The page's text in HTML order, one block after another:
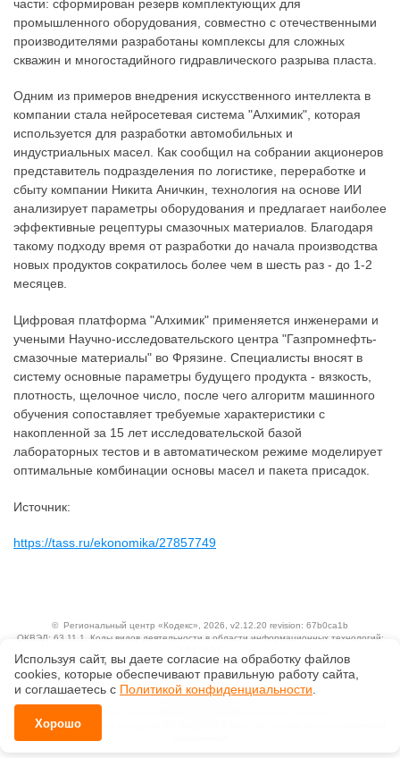
части: сформирован резерв комплектующих для
промышленного оборудования, совместно с отечественными
производителями разработаны комплексы для сложных
скважин и многостадийного гидравлического разрыва пласта.
Одним из примеров внедрения искусственного интеллекта в
компании стала нейросетевая система "Алхимик", которая
используется для разработки автомобильных и
индустриальных масел. Как сообщил на собрании акционеров
представитель подразделения по логистике, переработке и
сбыту компании Никита Аничкин, технология на основе ИИ
анализирует параметры оборудования и предлагает наиболее
эффективные рецептуры смазочных материалов. Благодаря
такому подходу время от разработки до начала производства
новых продуктов сократилось более чем в шесть раз - до 1-2
месяцев.
Цифровая платформа "Алхимик" применяется инженерами и
учеными Научно-исследовательского центра "Газпромнефть-
смазочные материалы" во Фрязине. Специалисты вносят в
систему основные параметры будущего продукта - вязкость,
плотность, щелочное число, после чего алгоритм машинного
обучения сопоставляет требуемые характеристики с
накопленной за 15 лет исследовательской базой
лабораторных тестов и в автоматическом режиме моделирует
оптимальные комбинации основы масел и пакета присадок.
Источник:
https://tass.ru/ekonomika/27857749
© Региональный центр «Кодекс» , 2026, v2.12.20 revision: 67b0ca1b
ОКВЭД: 63.11.1, Коды видов деятельности в области информационных технологий:
Ценовая политика
Технологии
Справка о регистрации продуктов АО «Кодекс» в Реестре российского программного
Используя сайт, вы даете согласие на обработку файлов
сооkiеs, которые обеспечивают правильную работу сайта,
и соглашаетесь с Политикой конфиденциальности
Хорошо